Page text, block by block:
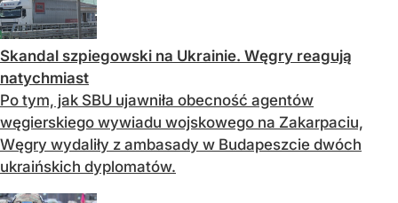
Skandal szpiegowski na Ukrainie. Węgry reagują
natychmiast
Po tym, jak SBU ujawniła obecność agentów
węgierskiego wywiadu wojskowego na Zakarpaciu,
Węgry wydaliły z ambasady w Budapeszcie dwóch
ukraińskich dyplomatów.